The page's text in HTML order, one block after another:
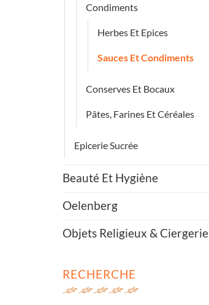
Condiments
Herbes Et Epices
Sauces Et Condiments
Conserves Et Bocaux
Pâtes, Farines Et Céréales
Epicerie Sucrée
Beauté Et Hygiène
Oelenberg
Objets Religieux & Ciergerie
RECHERCHE